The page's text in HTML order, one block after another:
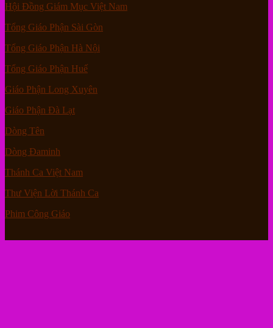
Hội Đồng Giám Mục Việt Nam
Tổng Giáo Phận Sài Gòn
Tổng Giáo Phận Hà Nội
Tổng Giáo Phận Huế
Giáo Phận Long Xuyên
Giáo Phận Đà Lạt
Dòng Tên
Dòng Đaminh
Thánh Ca Việt Nam
Thư Viện Lời Thánh Ca
Phim Công Giáo